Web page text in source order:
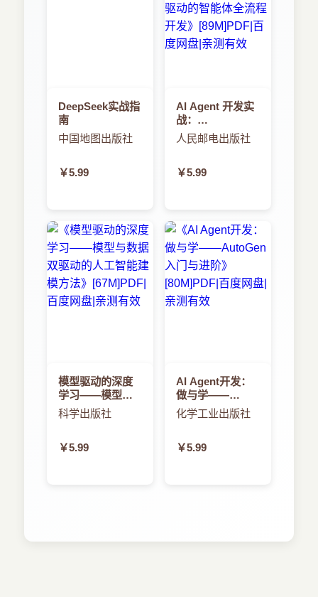
DeepSeek实战指
南
中国地图出版社
￥5.99
AI Agent 开发实
战：
MCP+A2A+LangGraph
驱动的智能体全
人民邮电出版社
￥5.99
模型驱动的深度
学习——模型与
数据双驱动的人
工智能建模方法
科学出版社
￥5.99
AI Agent开发：
做与学——
AutoGen入门与
进阶
化学工业出版社
￥5.99